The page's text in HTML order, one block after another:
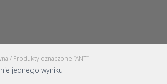
/ Produkty oznaczone “ANT”
jednego wyniku